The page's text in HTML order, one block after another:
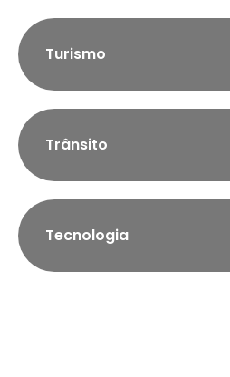
Turismo
Trânsito
Tecnologia